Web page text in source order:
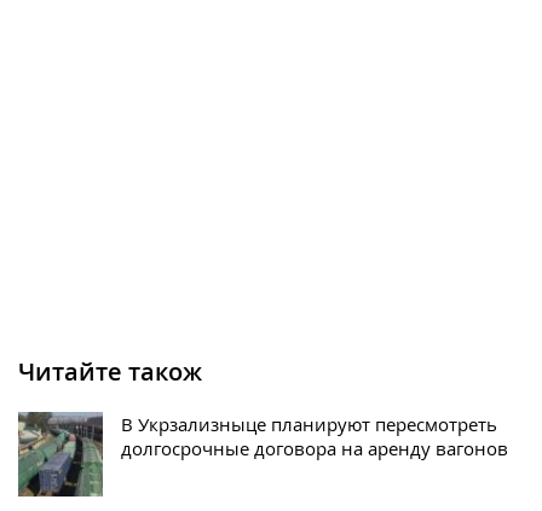
Читайте також
В Укрзализныце планируют пересмотреть
долгосрочные договора на аренду вагонов